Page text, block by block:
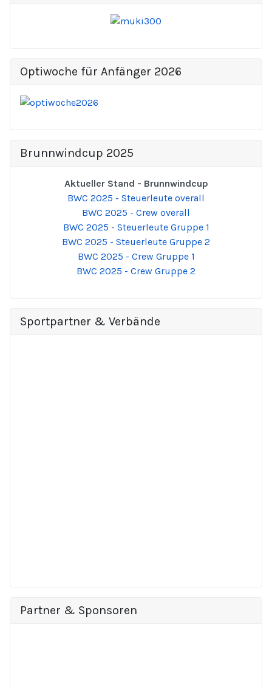
Optiwoche für Anfänger 2026
Brunnwindcup 2025
Aktueller Stand - Brunnwindcup
BWC 2025 - Steuerleute overall
BWC 2025 - Crew overall
BWC 2025 - Steuerleute Gruppe 1
BWC 2025 - Steuerleute Gruppe 2
BWC 2025 - Crew Gruppe 1
BWC 2025 - Crew Gruppe 2
Sportpartner & Verbände
Partner & Sponsoren